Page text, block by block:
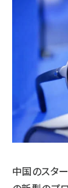
中国のスタ